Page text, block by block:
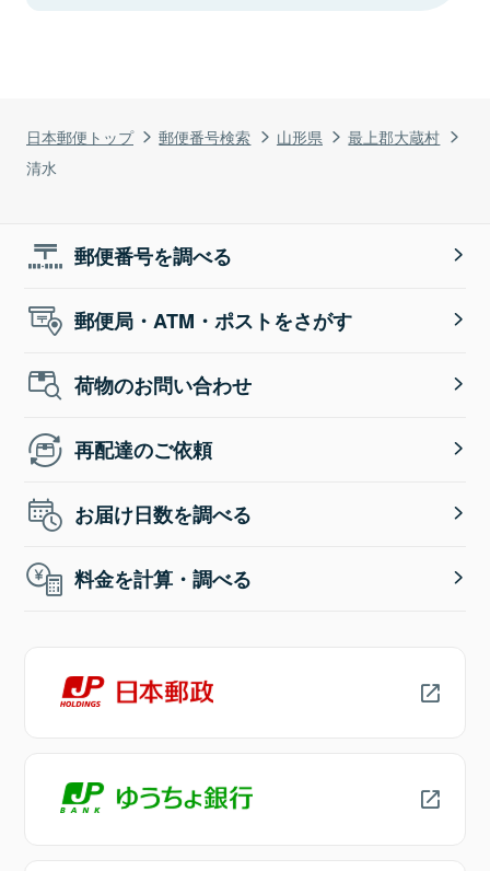
日本郵便トップ 郵便番号検索 山形県
最上郡大蔵村
清水
郵便番号を調べる
郵便局・ATM・ポストをさがす
荷物のお問い合わせ
再配達のご依頼
お届け日数を調べる
料金を計算・調べる